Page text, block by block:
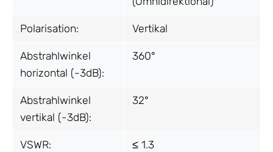
Polarisation: Vertikal
Abstrahlwinkel
horizontal (-3dB):
360°
Abstrahlwinkel
vertikal (-3dB):
32°
VSWR: ≤ 1.3